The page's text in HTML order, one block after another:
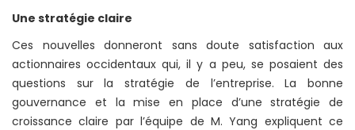
Une stratégie claire
Ces nouvelles donneront sans doute satisfaction aux
actionnaires occidentaux qui, il y a peu, se posaient des
questions sur la stratégie de l’entreprise. La bonne
gouvernance et la mise en place d’une stratégie de
croissance claire par l’équipe de M. Yang expliquent ce